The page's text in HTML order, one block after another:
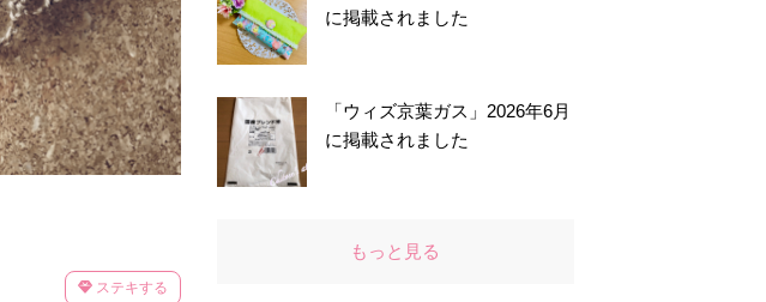
ステキする
に掲載されました
「ウィズ京葉ガス」2026年6月
に掲載されました
もっと見る